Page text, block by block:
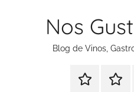
Nos
Blog de Vinos,
Especial